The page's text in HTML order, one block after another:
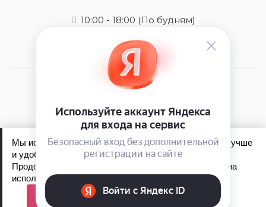
10:00 - 18:00 (По будням)
2026 © kydra-store.ru - интернет-магазин
Обработка персональных данных
Политика конфиденциальности
Мы используем файлы cookie, чтобы сайт работал лучше
и удобнее для вас.
Продолжая пользоваться сайтом, вы соглашаетесь на
использование файлов cookie.
Принять